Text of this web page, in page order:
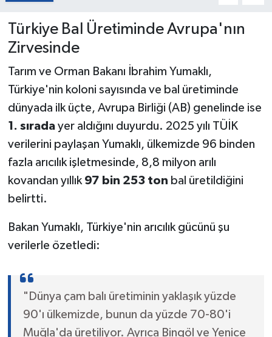
Türkiye Bal Üretiminde Avrupa'nın
Zirvesinde
Tarım ve Orman Bakanı İbrahim Yumaklı,
Türkiye'nin koloni sayısında ve bal üretiminde
dünyada ilk üçte, Avrupa Birliği (AB) genelinde ise
1. sıradayer aldığını duyurdu. 2025 yılı TÜİK
verilerini paylaşan Yumaklı, ülkemizde 96 binden
fazla arıcılık işletmesinde, 8,8 milyon arılı
kovandan yıllık 97 bin 253 ton bal üretildiğini
belirtti.
Bakan Yumaklı, Türkiye'nin arıcılık gücünü şu
verilerle özetledi:
"Dünya çam balı üretiminin yaklaşık yüzde
90'ı ülkemizde, bunun da yüzde 70-80'i
Muğla'da üretiliyor. Ayrıca Bingöl ve Yenice